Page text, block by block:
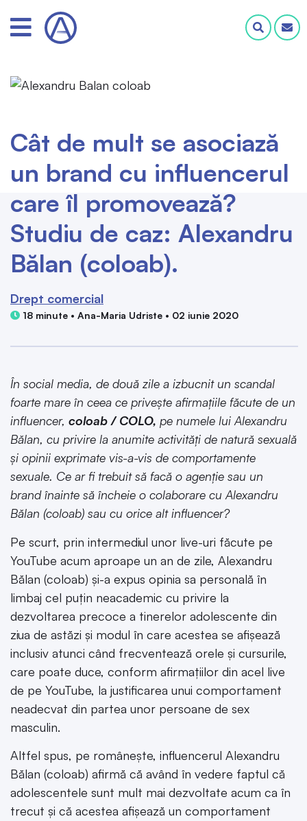
Cât de mult se asociază
un brand cu influencerul
care îl promovează?
Studiu de caz: Alexandru
Bălan (coloab).
Drept comercial
18 minute • Ana-Maria Udriste • 02 iunie 2020
În social media, de două zile a izbucnit un scandal
foarte mare în ceea ce privește afirmațiile făcute de un
influencer, coloab / COLO, pe numele lui Alexandru
Bălan, cu privire la anumite activități de natură sexuală
și opinii exprimate vis-a-vis de comportamente
sexuale. Ce ar fi trebuit să facă o agenție sau un
brand înainte să încheie o colaborare cu Alexandru
Bălan (coloab) sau cu orice alt influencer?
Pe scurt, prin intermediul unor live-uri făcute pe
YouTube acum aproape un an de zile, Alexandru
Bălan (coloab) și-a expus opinia sa personală în
limbaj cel puțin neacademic cu privire la
dezvoltarea precoce a tinerelor adolescente din
ziua de astăzi și modul în care acestea se afișează
inclusiv atunci când frecventează orele și cursurile,
care poate duce, conform afirmațiilor din acel live
de pe YouTube, la justificarea unui comportament
neadecvat din partea unor persoane de sex
masculin.
Altfel spus, pe românește, influencerul Alexandru
Bălan (coloab) afirmă că având în vedere faptul că
adolescentele sunt mult mai dezvoltate acum ca în
trecut și că acestea afișează un comportament